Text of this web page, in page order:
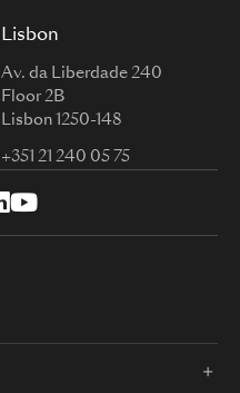
Lisbon
Av. da Liberdade 240
Floor 2B
Lisbon 1250-148
+351 21 240 05 75